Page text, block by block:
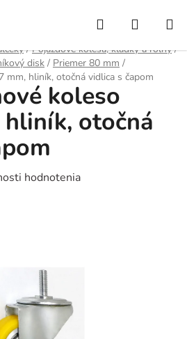
Hľadať
KOŠÍK
/ Pojazdové kolesá, kladky a roľny /
disk / Priemer 80 mm /
mm, hliník, otočná vidlica s čapom
koleso
otočná
hodnotenia